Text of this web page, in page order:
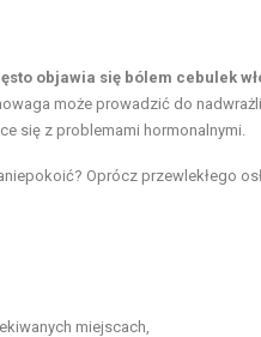
objawia się bólem cebulek
może prowadzić do
się z problemami hormonalnymi.
Oprócz przewlekłego
miejscach,